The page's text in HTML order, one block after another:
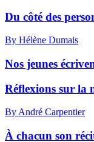
Du côté des
By Hélène Dumais
Nos jeunes
Réflexions sur la
By André Carpentier
À chacun son